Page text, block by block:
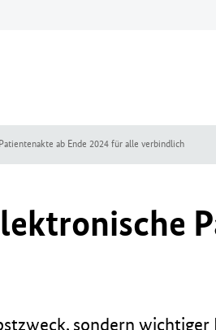
ab Ende 2024 für alle verbindlich
sondern